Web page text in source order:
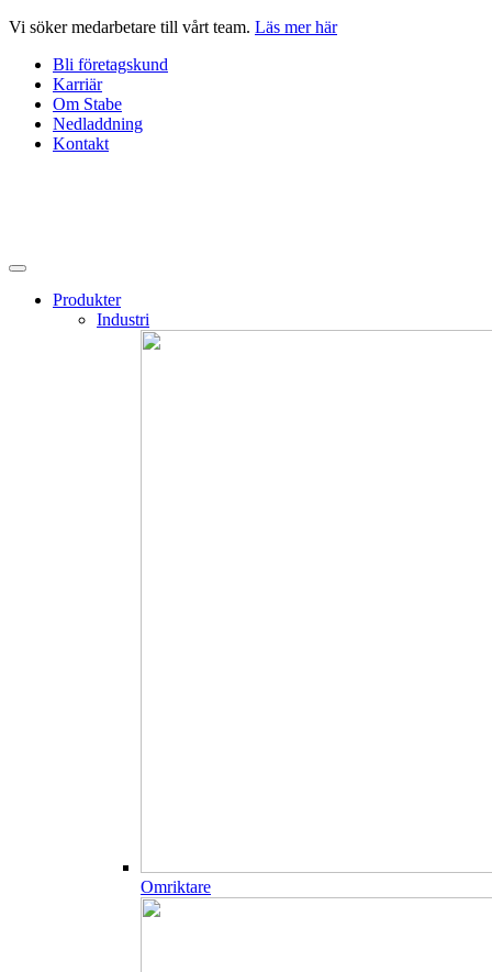
Hoppa
innehåll
Vi söker medarbetare till vårt team. Läs mer här
Bli företagskund
Karriär
Om Stabe
Nedladdning
Kontakt
Produkter
Industri
Omriktare